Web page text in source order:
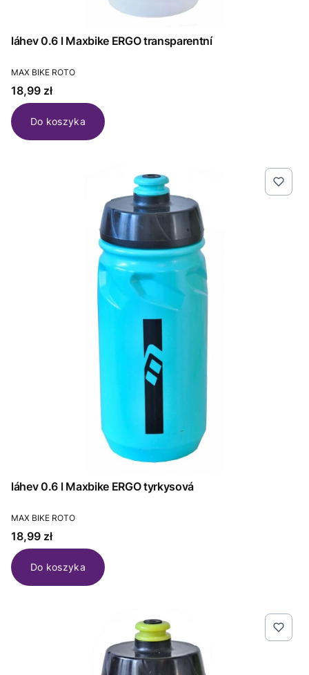
láhev 0.6 l Maxbike ERGO transparentní
PRODUCENT
MAX BIKE ROTO
Cena
18,99 zł
Do koszyka
láhev 0.6 l Maxbike ERGO tyrkysová
PRODUCENT
MAX BIKE ROTO
Cena
18,99 zł
Do koszyka